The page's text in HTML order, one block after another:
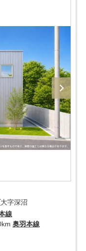
大字深沼
線
奥羽本線